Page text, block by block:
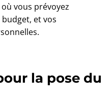
vous prévoyez
et vos
la pose du